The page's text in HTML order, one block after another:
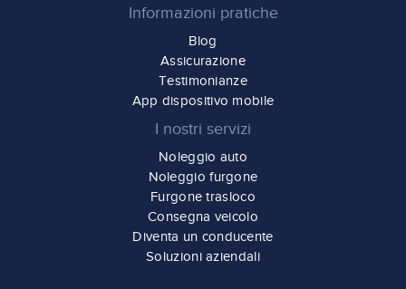
Informazioni pratiche
Blog
Assicurazione
Testimonianze
App dispositivo mobile
I nostri servizi
Noleggio auto
Noleggio furgone
Furgone trasloco
Consegna veicolo
Diventa un conducente
Soluzioni aziendali